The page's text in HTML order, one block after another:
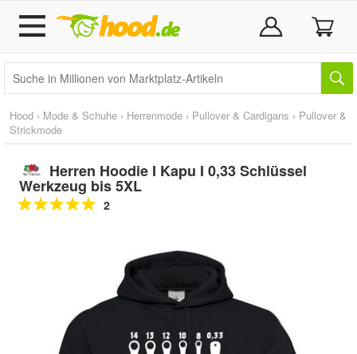
Hood › Mode & Schuhe › Herrenmode › Pullover & Cardigans › Pullover &
Strickmode
Herren Hoodie I Kapu I 0,33 Schlüssel
Werkzeug bis 5XL
2